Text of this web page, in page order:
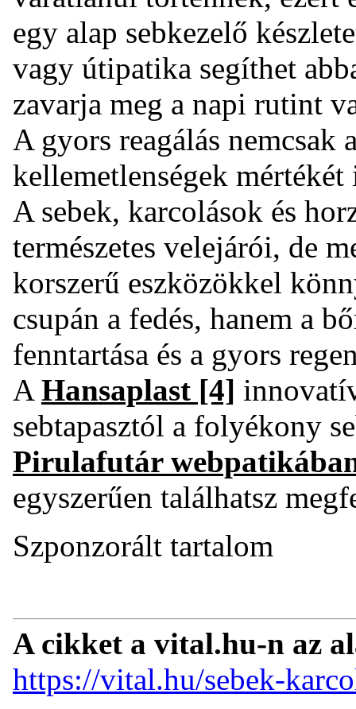
egy alap sebkezelő
vagy útipatika segíthet
zavarja meg a napi rutint
A gyors reagálás nemcsak
kellemetlenségek
A sebek, karcolások és
természetes velejárói, de
korszerű eszközökkel
csupán a fedés, hanem a
fenntartása és a gyors
A Hansaplast [4]
sebtapasztól a folyékony
Pirulafutár
egyszerűen találhatsz
Szponzorált tartalom
A cikket a vital.hu-n az
https://vital.hu/sebek-